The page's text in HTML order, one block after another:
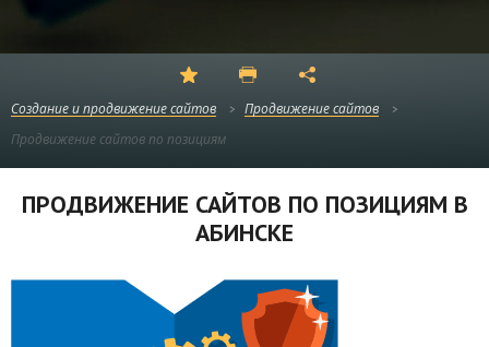
Создание и продвижение сайтов
Продвижение сайтов
Продвижение сайтов по позициям
ПРОДВИЖЕНИЕ САЙТОВ ПО ПОЗИЦИЯМ В
АБИНСКЕ